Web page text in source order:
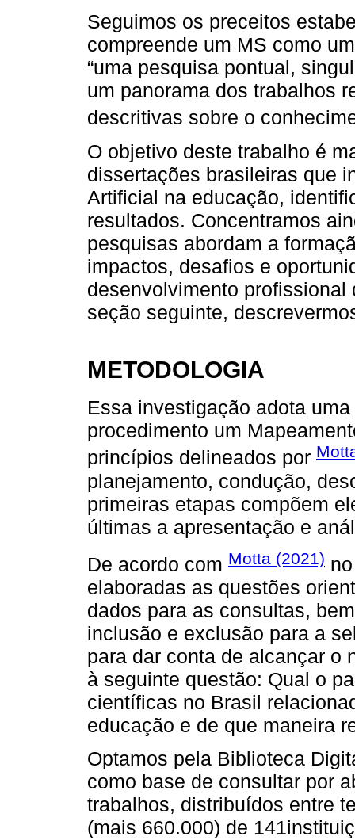
Seguimos os preceitos
compreende um MS como
“uma pesquisa pontual,
um panorama dos trabalhos
descritivas sobre o
O objetivo deste trabalho é
dissertações brasileiras que
Artificial na educação,
resultados. Concentramos
pesquisas abordam a
impactos, desafios e
desenvolvimento
seção seguinte,
METODOLOGIA
Essa investigação adota
procedimento um
princípios delineados por
planejamento, condução,
primeiras etapas compõem
últimas a apresentação e
De acordo com Motta (2021)
elaboradas as questões
dados para as consultas,
inclusão e exclusão para a
para dar conta de alcançar o
à seguinte questão: Qual o
científicas no Brasil
educação e de que maneira
Optamos pela Biblioteca
como base de consultar por
trabalhos, distribuídos entre
(mais 660.000) de